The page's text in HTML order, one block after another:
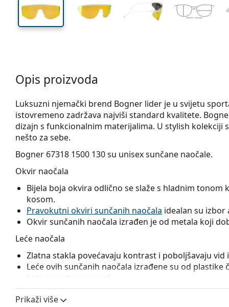
Opis proizvoda
Luksuzni njemački brend Bogner lider je u svijetu
istovremeno zadržava najviši standard kvalitete.
dizajn s funkcionalnim materijalima. U stylish kolekciji
nešto za sebe.
Bogner 67318 1500 130su unisex sunčane naočale.
Okvir naočala
Bijela boja okvira odlično se slaže s hladnim
kosom.
Pravokutni okviri sunčanih naočala idealan su
Okvir sunčanih naočala izrađen je od metala koji
Leće naočala
Zlatna stakla povećavaju kontrast i poboljšavaju
Leće ovih sunčanih naočala izrađene su od
i otpornost na pucanje.
Zrcalni slojnaočalnih leća karakterizira visoko
prodire u oko. Ova značajka čini
Prikaži više